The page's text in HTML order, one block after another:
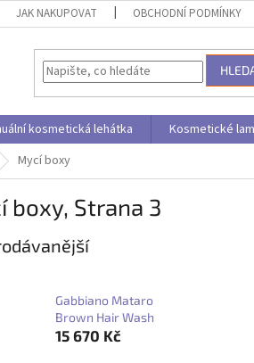
JAK NAKUPOVAT OBCHODNÍ PODMÍNKY
kosmetická lehátka Kosmetické
Mycí boxy
boxy, Strana 3
Gabbiano Mataro
Brown Hair Wash
15 670 Kč